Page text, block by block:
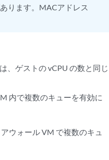
ります。MACアドレス
、ゲストの vCPU の数と同じ
内で複数のキューを有効に
ウォール VM で複数のキュ